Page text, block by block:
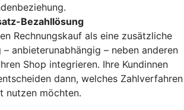
Bezahllösung
Rechnungskauf als eine zusätzliche
– anbieterunabhängig – neben anderen
Shop integrieren. Ihre Kundinnen
dann, welches Zahlverfahren
nutzen möchten.